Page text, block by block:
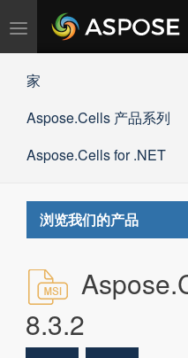
切
航家
Aspose.Cells 产品系列
Aspose.Cells for .NET
浏览我们的产品
8.3.2